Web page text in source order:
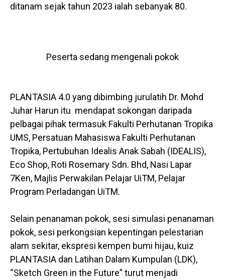
ditanam sejak tahun 2023 ialah sebanyak 80.
Peserta sedang mengenali pokok
PLANTASIA 4.0 yang dibimbing jurulatih Dr. Mohd
Juhar Harun itu mendapat sokongan daripada
pelbagai pihak termasuk Fakulti Perhutanan Tropika
UMS, Persatuan Mahasiswa Fakulti Perhutanan
Tropika, Pertubuhan Idealis Anak Sabah (IDEALIS),
Eco Shop, Roti Rosemary Sdn. Bhd, Nasi Lapar
7Ken, Majlis Perwakilan Pelajar UiTM, Pelajar
Program Perladangan UiTM.
Selain penanaman pokok, sesi simulasi penanaman
pokok, sesi perkongsian kepentingan pelestarian
alam sekitar, ekspresi kempen bumi hijau, kuiz
PLANTASIA dan Latihan Dalam Kumpulan (LDK),
“Sketch Green in the Future” turut menjadi